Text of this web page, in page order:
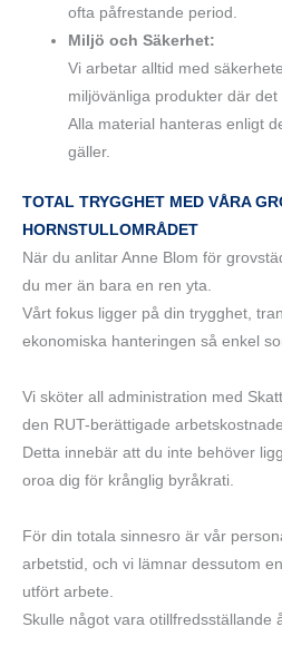
ofta påfrestande period.
Miljö och Säkerhet:
Vi arbetar alltid med
miljövänliga produkter där det
Alla material hanteras enligt
gäller.
TOTAL TRYGGHET MED VÅRA
HORNSTULLOMRÅDET
När du anlitar Anne Blom för
du mer än bara en ren yta.
Vårt fokus ligger på din trygghet,
ekonomiska hanteringen så enkel
Vi sköter all administration med
den RUT-berättigade
Detta innebär att du inte behöver
oroa dig för krånglig byråkrati.
För din totala sinnesro är vår
arbetstid, och vi lämnar dessutom
utfört arbete.
Skulle något vara otillfredsställande